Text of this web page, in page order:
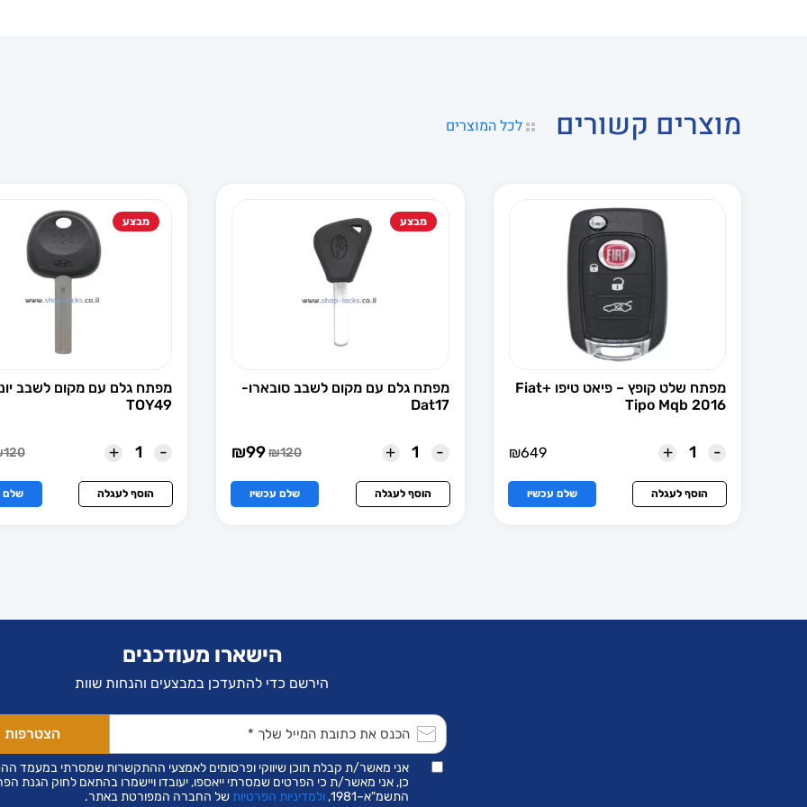
מוצרים קשורים לכל המוצרים
מפתח שלט קופץ – פיאט טיפו +Fiat
Tipo Mqb 2016
-
+
₪649
הוסף לעגלה שלם עכשיו
מבצע
מפתח גלם עם מקום לשבב סובארו-
Dat17
-
+
₪120
המחיר
המקורי
היה:
₪120.
₪99המחיר
הנוכחי
הוא:
₪99.
הוסף לעגלה שלם עכשיו
מבצע
מפתח גלם עם מקום לשבב
TOY49
-
+
120
היה:
הוא:
הוסף לעגלה שלם
הישארו מעודכנים
הירשם כדי להתעדכן במבצעים והנחות שוות
אני מאשר/ת קבלת תוכן שיווקי ופרסומים לאמצעי ההתקשרות שמסרתי במעמד
כן, אני מאשר/ת כי הפרטים שמסרתי ייאספו, יעובדו ויישמרו בהתאם לחוק הגנת
התשמ"א–1981,
ולמדיניות הפרטיות של החברה המפורטת באתר.